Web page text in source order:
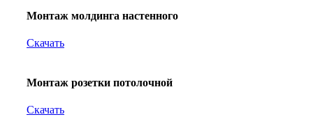
Монтаж молдинга настенного
Скачать
Монтаж розетки потолочной
Скачать